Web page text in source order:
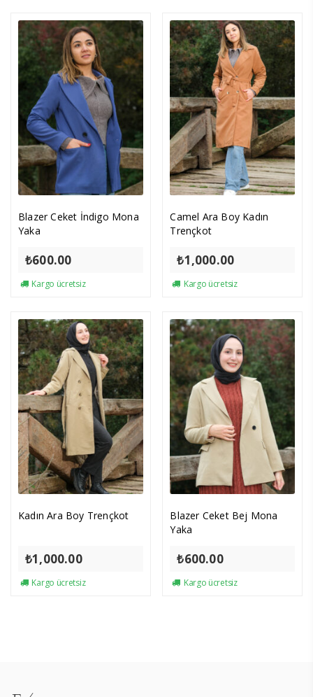
Blazer Ceket İndigo Mona
Yaka
₺600.00
Kargo ücretsiz
Camel Ara Boy Kadın
Trençkot
₺1,000.00
Kargo ücretsiz
Kadın Ara Boy Trençkot
₺1,000.00
Kargo ücretsiz
Blazer Ceket Bej Mona
Yaka
₺600.00
Kargo ücretsiz